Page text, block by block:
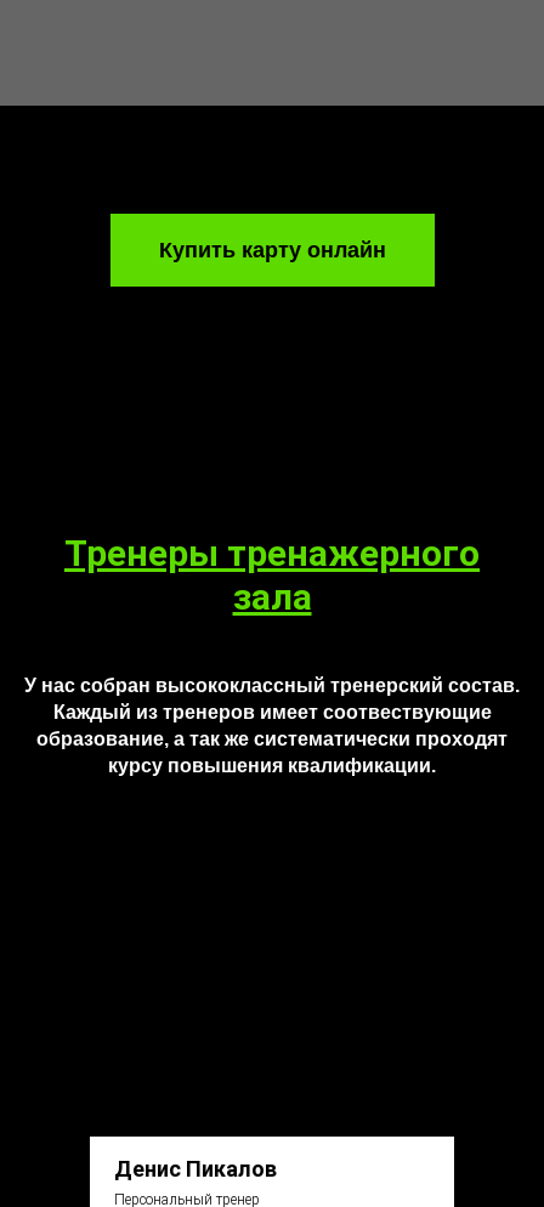
Купить карту онлайн
Тренеры тренажерного
зала
У нас собран высококлассный тренерский состав.
Каждый из тренеров имеет соотвествующие
образование, а так же систематически проходят
курсу повышения квалификации.
Денис Пикалов
Персональный тренер